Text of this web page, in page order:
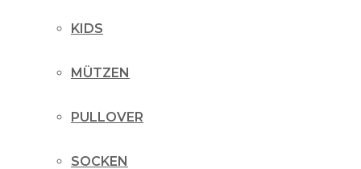
KIDS
MÜTZEN
PULLOVER
SOCKEN